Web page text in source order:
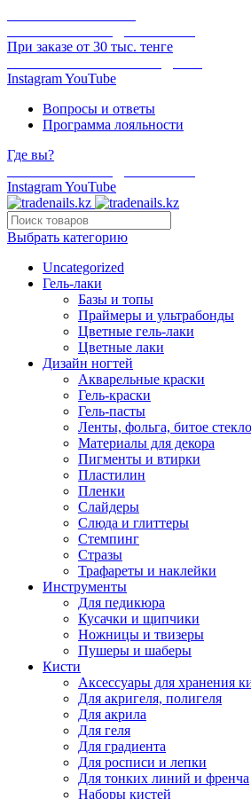
При заказе от 30 тыс. тенге
InstagramYouTube
Вопросы и ответы
Программа лояльности
Где вы?
InstagramYouTube
Выбрать категорию
Uncategorized
Гель-лаки
Базы и топы
Праймеры и ультрабонды
Цветные гель-лаки
Цветные лаки
Дизайн ногтей
Акварельные краски
Гель-краски
Гель-пасты
Ленты, фольга, битое стекло
Материалы для декора
Пигменты и втирки
Пластилин
Пленки
Слайдеры
Слюда и глиттеры
Стемпинг
Стразы
Трафареты и наклейки
Инструменты
Для педикюра
Кусачки и щипчики
Ножницы и твизеры
Пушеры и шаберы
Кисти
Аксессуары для хранения
Для акригеля, полигеля
Для акрила
Для геля
Для градиента
Для росписи и лепки
Для тонких линий и френча
Наборы кистей